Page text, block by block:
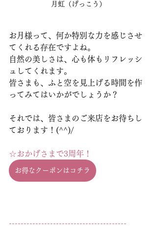
月虹（げっこう）
お月様って、何か特別な力を感じさせ
てくれる存在ですよね。
自然の美しさは、心も体もリフレッシ
ュしてくれます。
皆さまも、ふと空を見上げる時間を作
ってみてはいかがでしょうか？
それでは、皆さまのご来店をお待ちし
ております！(^^)/
☆おかげさまで3周年！
お得なクーポンはコチラ
----------------------------------------